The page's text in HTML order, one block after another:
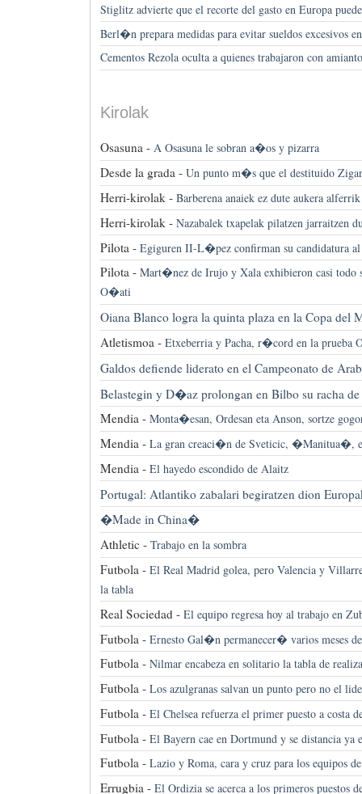
Stiglitz advierte que el recorte del gasto en Europa
Berl�n prepara medidas para evitar sueldos excesivos en
Cementos Rezola oculta a quienes trabajaron con
Kirolak
Osasuna - A Osasuna le sobran a�os y pizarra
Desde la grada - Un punto m�s que el destituido
Herri-kirolak - Barberena anaiek ez dute aukera
Herri-kirolak - Nazabalek txapelak pilatzen jarraitzen
Pilota - Egiguren II-L�pez confirman su candidatura
Pilota - Mart�nez de Irujo y Xala exhibieron casi todo
O�ati
Oiana Blanco logra la quinta plaza en la Copa del
Atletismoa - Etxeberria y Pacha, r�cord en la prueba
Galdos defiende liderato en el Campeonato de
Belastegin y D�az prolongan en Bilbo su racha
Mendia - Monta�esan, Ordesan eta Anson, sortze
Mendia - La gran creaci�n de Sveticic, �Manitua�,
Mendia - El hayedo escondido de Alaitz
Portugal: Atlantiko zabalari begiratzen dion
�Made in China�
Athletic - Trabajo en la sombra
Futbola - El Real Madrid golea, pero Valencia y
la tabla
Real Sociedad - El equipo regresa hoy al trabajo en
Futbola - Ernesto Gal�n permanecer� varios meses
Futbola - Nilmar encabeza en solitario la tabla de
Futbola - Los azulgranas salvan un punto pero no el
Futbola - El Chelsea refuerza el primer puesto a costa
Futbola - El Bayern cae en Dortmund y se distancia
Futbola - Lazio y Roma, cara y cruz para los equipos
Errugbia - El Ordizia se acerca a los primeros puestos